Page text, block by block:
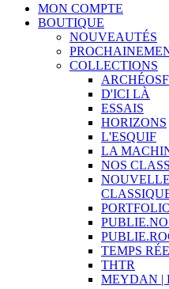
MON COMPTE
BOUTIQUE
NOUVEAUTÉS
COLLECTIONS
ARCHÉOSF
D'ICI LÀ
ESSAIS
HORIZONS
L'ESQUIF
LA
NOS
TEMPS
THTR
MEYDAN |